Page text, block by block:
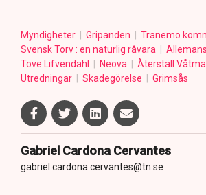
Myndigheter Gripanden Tranemo
Svensk Torv : en naturlig råvara
Tove Lifvendahl
Neova Återställ
Utredningar
Skadegörelse Grimsås
Gabriel Cardona Cervantes
gabriel.cardona.cervantes@tn.se